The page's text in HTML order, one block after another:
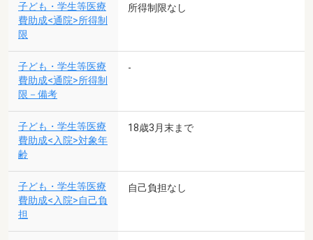
子ども・学生等医療
費助成<通院>所得制
限
所得制限なし
子ども・学生等医療
費助成<通院>所得制
限－備考
-
子ども・学生等医療
費助成<入院>対象年
齢
18歳3月末まで
子ども・学生等医療
費助成<入院>自己負
担
自己負担なし